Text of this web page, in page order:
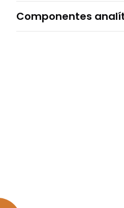
Componentes